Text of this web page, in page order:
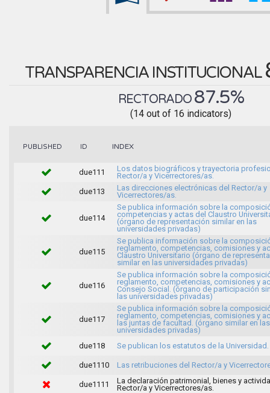
TRANSPARENCIA INSTITUCIONAL
RECTORADO 87.5%
(14 out of 16 indicators)
PUBLISHED ID INDEX
due111
Los datos biográficos y trayectoria
Rector/a y Vicerrectores/as.
due113
Las direcciones electrónicas del Rector/a y
Vicerrectores/as.
due114
Se publica información sobre la
competencias y actas del Claustro
(órgano de representación similar en las
universidades privadas)
due115
Se publica información sobre la
reglamento, competencias, comisiones y
Claustro Universitario (órgano de
similar en las universidades privadas)
due116
Se publica información sobre la
reglamento, competencias, comisiones y
Consejo Social. (órgano de participación
las universidades privadas)
due117
Se publica información sobre la
reglamento, competencias, comisiones y
las juntas de facultad. (órgano similar en las
universidades privadas)
due118
Se publican los estatutos de la Universidad.
due1110 Las retribuciones del Rector/a y
due1111
La declaración patrimonial, bienes y
Rector/a y Vicerrectores/as.